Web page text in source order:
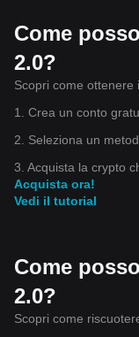
Come
2.0?
Scopri come ottenere
1. Crea un conto
2. Seleziona un
3. Acquista la crypto
Acquista ora!
Vedi il tutorial
Come
2.0?
Scopri come